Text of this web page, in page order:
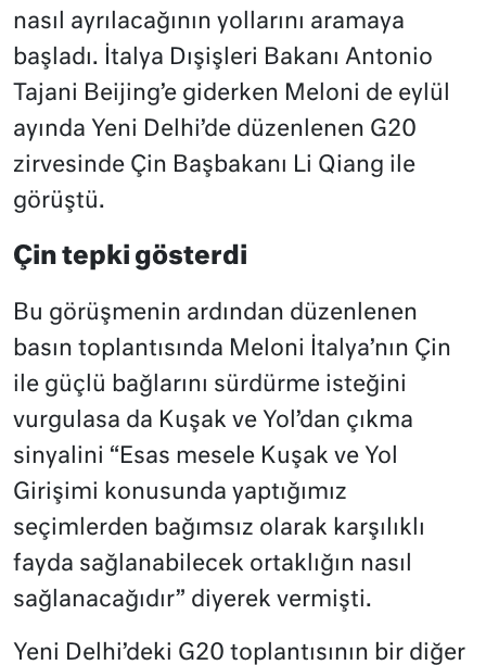
nasıl ayrılacağının yollarını aramaya
başladı. İtalya Dışişleri Bakanı Antonio
Tajani Beijing’e giderken Meloni de eylül
ayında Yeni Delhi’de düzenlenen G20
zirvesinde Çin Başbakanı Li Qiang ile
görüştü.
Çin tepki gösterdi
Bu görüşmenin ardından düzenlenen
basın toplantısında Meloni İtalya’nın Çin
ile güçlü bağlarını sürdürme isteğini
vurgulasa da Kuşak ve Yol’dan çıkma
sinyalini “Esas mesele Kuşak ve Yol
Girişimi konusunda yaptığımız
seçimlerden bağımsız olarak karşılıklı
fayda sağlanabilecek ortaklığın nasıl
sağlanacağıdır” diyerek vermişti.
Yeni Delhi’deki G20 toplantısının bir diğer